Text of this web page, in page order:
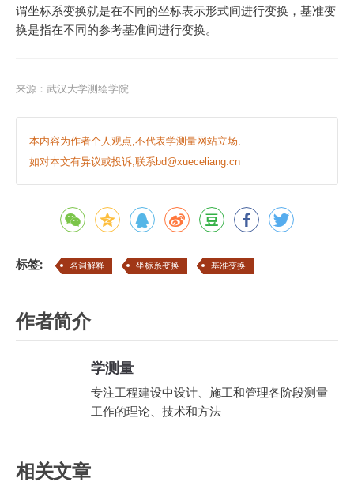
谓坐标系变换就是在不同的坐标表示形式间进行变换，基准变
换是指在不同的参考基准间进行变换。
来源：武汉大学测绘学院
本内容为作者个人观点,不代表学测量网站立场.
如对本文有异议或投诉,联系bd@xueceliang.cn
标签: 名词解释 坐标系变换 基准变换
作者简介
学测量
专注工程建设中设计、施工和管理各阶段测量
工作的理论、技术和方法
相关文章